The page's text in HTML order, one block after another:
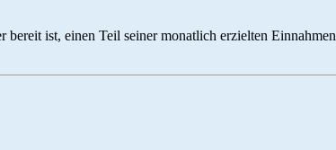
ist, einen Teil seiner monatlich erzielten